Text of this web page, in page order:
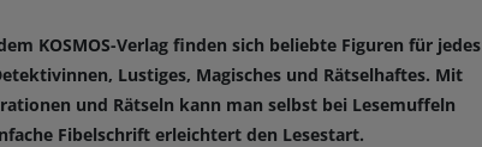
KOSMOS-Verlag finden sich beliebte Figuren für jedes
Lustiges, Magisches und Rätselhaftes. Mit
und Rätseln kann man selbst bei Lesemuffeln
Fibelschrift erleichtert den Lesestart.